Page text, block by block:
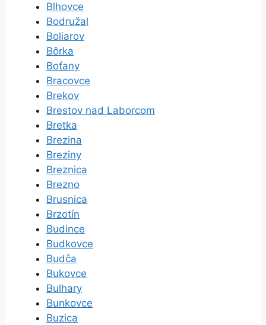
Blhovce
Bodružal
Boliarov
Bôrka
Boťany
Bracovce
Brekov
Brestov nad Laborcom
Bretka
Brezina
Breziny
Breznica
Brezno
Brusnica
Brzotín
Budince
Budkovce
Budča
Bukovce
Bulhary
Bunkovce
Buzica